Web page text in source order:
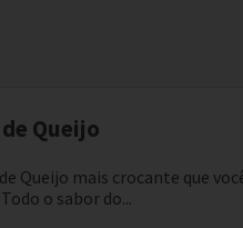
Queijo
Queijo mais crocante que
o sabor do...